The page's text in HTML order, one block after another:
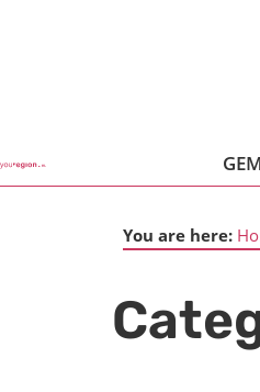
You are here: